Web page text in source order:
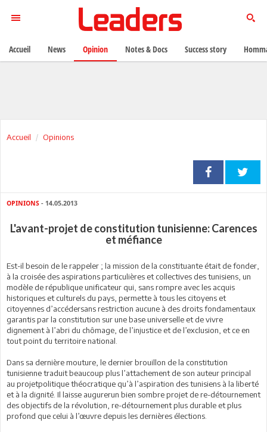
Accueil Opinions
OPINIONS - 14.05.2013
L'avant-projet de constitution tunisienne: Carences
et méfiance
Est-il besoin de le rappeler ; la mission de la constituante était de fonder,
à la croisée des aspirations particulières et collectives des tunisiens, un
modèle de république unificateur qui, sans rompre avec les acquis
historiques et culturels du pays, permette à tous les citoyens et
citoyennes d’accédersans restriction aucune à des droits fondamentaux
garantis par la constitution sur une base universelle et de vivre
dignement à l’abri du chômage, de l’injustice et de l’exclusion, et ce en
tout point du territoire national.
Dans sa dernière mouture, le dernier brouillon de la constitution
tunisienne traduit beaucoup plus l’attachement de son auteur principal
au projetpolitique théocratique qu’à l’aspiration des tunisiens à la liberté
et à la dignité. Il laisse augurerun bien sombre projet de re-détournement
des objectifs de la révolution, re-détournement plus durable et plus
profond que celui à l’œuvre depuis les dernières élections.
Accueil News Opinion Notes & Docs Success story